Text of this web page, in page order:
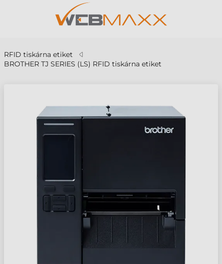
RFID tiskárna etiket
BROTHER TJ SERIES (LS) RFID tiskárna etiket